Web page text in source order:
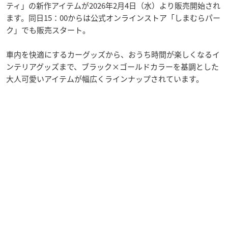
ティ」の新作アイテムが2026年2月4日（水）より販売開始され
ます。同日15：00からは公式オンラインストア「しまむらパー
ク」でも販売スタート。
車内を快適にするカーグッズから、おうち時間が楽しくなるイ
ンテリアグッズまで、ブラック×ゴールドカラーを基調とした
大人可愛いアイテムが幅広くラインナップされています。